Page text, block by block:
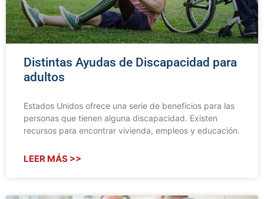
Distintas Ayudas de Discapacidad para
adultos
Estados Unidos ofrece una serie de beneficios para las
personas que tienen alguna discapacidad. Existen
recursos para encontrar vivienda, empleos y educación.
LEER MÁS >>